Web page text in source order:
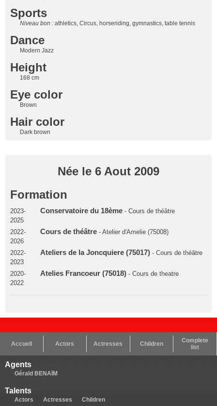
Sports
Niveau bon :athletics, Circus, horseriding, gymnastics, table tennis
Dance
Modern Jazz
Height
168 cm
Eye color
Brown
Hair color
Dark brown
Née le 6 Aout 2009
Formation
2023-
2025
Conservatoire du 18ème- Cours de théâtre
2022-
2026
Cours de théâtre- Atelier d'Amelie (75008)
2022-
2023
Ateliers de la Joncquiere (75017)- Cours de théâtre
2020-
2022
Atelies Francoeur (75018)- Cours de theatre
Accueil Actors Actresses Children
Complete
list
Agents
Gérald BENAÏM
Talents
Actors Actresses Children